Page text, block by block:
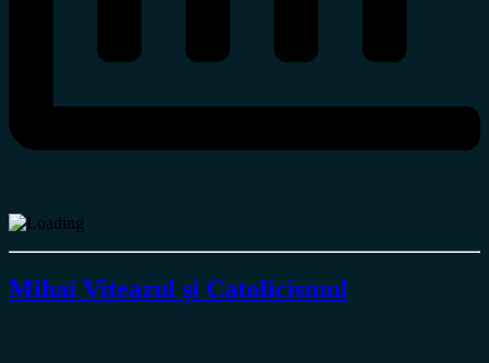
Mihai Viteazul și Catolicismul